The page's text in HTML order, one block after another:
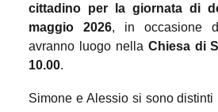
cittadino per la giornata di
maggio 2026, in occasione
avranno luogo nella Chiesa di
10.00.
Simone e Alessio si sono